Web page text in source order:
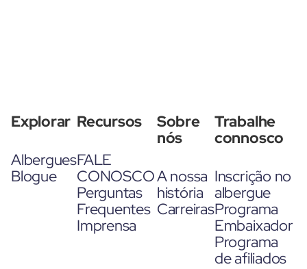
Explorar
Albergues
Blogue
Recursos
FALE
CONOSCO
Perguntas
Frequentes
Imprensa
Sobre
nós
A nossa
história
Carreiras
Trabalhe
connosco
Inscrição no
albergue
Programa
Embaixador
Programa
de afiliados